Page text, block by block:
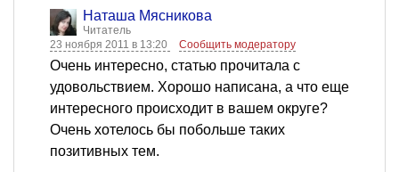
Наташа Мясникова
Читатель
23 ноября 2011 в 13:20
Сообщить модератору
Очень интересно, статью прочитала с
удовольствием. Хорошо написана, а что еще
интересного происходит в вашем округе?
Очень хотелось бы побольше таких
позитивных тем.